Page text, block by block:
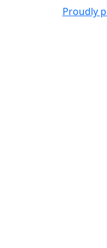
Proudly